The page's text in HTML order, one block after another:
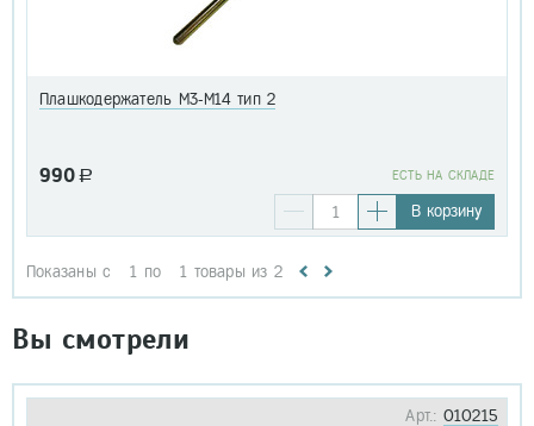
Плашкодержатель М3-М14 тип 2
990 a EСТЬ НА СКЛАДЕ
В корзину
Показаны с 1 по 1 товары из 2
Вы смотрели
Арт.: 010215